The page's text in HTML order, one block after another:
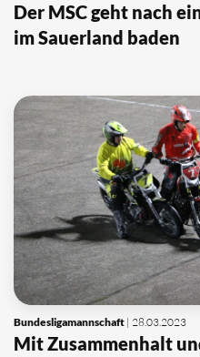
Der MSC geht nach
im Sauerland baden
Bundesligamannschaft | 28.03.2023
Mit Zusammenhalt